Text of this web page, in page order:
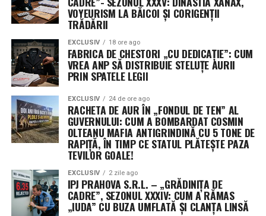
Stoican) care, în loc să rezolve probleme oficiale,
sunt preocupați să „spioneze” subalternii, să afle
detalii private sau să monitorizeze viața altora în
mod neprofesionist.
Pe scurt, este actul „privitului pe furiș” cu scopul de a
obține o plăcere sau un avantaj (sexual, de control
sau de putere) pe seama intimității altei persoane.
VOYEURISM LA BĂICOI ȘI CORIGENȚII
TRĂDĂRII
EXCLUSIV 18 ore ago
FABRICA DE CHESTORI „CU DEDICAȚIE”: CUM
VREA ANP SĂ DISTRIBUIE STELUȚE AURII
PRIN SPATELE LEGII
EXCLUSIV 24 de ore ago
RACHETA DE AUR ÎN „FONDUL DE TEN” AL
GUVERNULUI: CUM A BOMBARDAT COSMIN
OLTEANU MAFIA ANTIGRINDINĂ CU 5 TONE DE
RAPIȚĂ, ÎN TIMP CE STATUL PLĂTEȘTE PAZA
TEVILOR GOALE!
EXCLUSIV 2 zile ago
IPJ PRAHOVA S.R.L. – „GRĂDINIȚA DE
CADRE”, SEZONUL XXXIV: CUM A RĂMAS
„IUDA” CU BUZA UMFLATĂ ȘI CLANȚA LINSĂ